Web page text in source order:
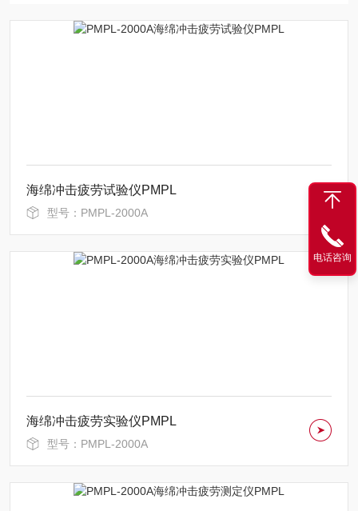
海绵冲击疲劳试验仪PMPL
型号：PMPL-2000A
海绵冲击疲劳实验仪PMPL
型号：PMPL-2000A
电话咨询